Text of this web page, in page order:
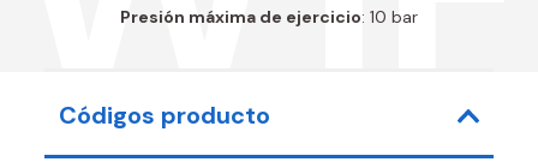
Presión máxima de ejercicio: 10 bar
Códigos producto